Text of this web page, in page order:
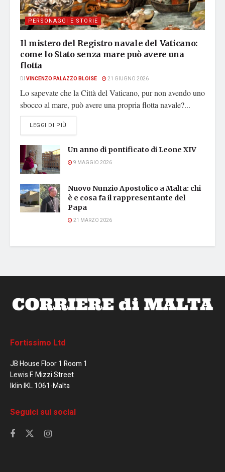
PERSONAGGI E STORIE
Il mistero del Registro navale del Vaticano:
come lo Stato senza mare può avere una
flotta
DI VINCENZO PALAZZO BLOISE 21 GIUGNO 2026
Lo sapevate che la Città del Vaticano, pur non avendo uno
sbocco al mare, può avere una propria flotta navale?...
LEGGI DI PIÙ
Un anno di pontificato di Leone XIV
9 MAGGIO 2026
Nuovo Nunzio Apostolico a Malta: chi
è e cosa fa il rappresentante del
Papa
21 MARZO 2026
Fortissimo Ltd
JB House Floor 1 Room 1
Lewis F. Mizzi Street
Iklin IKL 1061-Malta
Seguici sui social